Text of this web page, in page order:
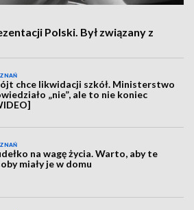
Polski. Był związany z
chce likwidacji szkół. Ministerstwo
„nie”, ale to nie koniec
na wagę życia. Warto, aby te
miały je w domu